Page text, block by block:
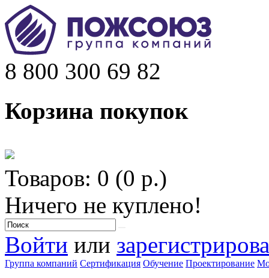
8 800 300 69 82
Корзина покупок
Товаров: 0 (0 р.)
Ничего не куплено!
Войти или
Группа компаний Сертификация Обучение Проектирование